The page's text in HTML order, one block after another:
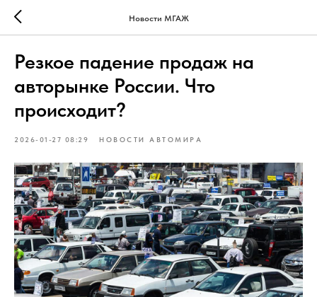
Новости МГАЖ
Резкое падение продаж на
авторынке России. Что
происходит?
2026-01-27 08:29 НОВОСТИ АВТОМИРА